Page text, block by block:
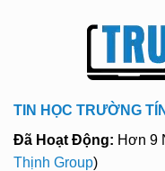
TIN HỌC TRƯỜNG
Đã Hoạt Động: Hơn 9
Thịnh Group)